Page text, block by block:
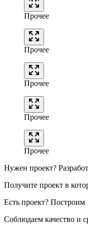
Прочее
Прочее
Прочее
Прочее
Прочее
Нужен проект?
Получите проект в
Есть проект? Построим
Соблюдаем качество и